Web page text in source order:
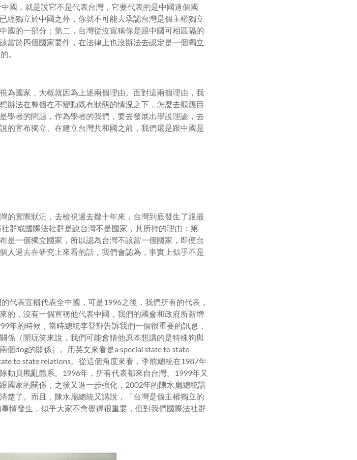
國，就是說它不是代表台灣，它要代表的是中國這個國
經獨立於中國之外，你就不可能去承認台灣是個主權獨立
國的一部分；第二，台灣從沒宣稱你是跟中國可相區隔的
當於四個國家要件，在法律上也沒辦法去認定是一個獨立
。
為國家，大概就因為上述兩個理由。面對這兩個理由，我
辦法在整個在不變動既有狀態的情況之下，怎麼去順應目
學者的問題，作為學者的我們，要去發展出學說理論，去
的宣布獨立、在建立台灣共和國之前，我們還是跟中國是
的實際狀況，去檢視過去幾十年來，台灣到底發生了跟最
群或國際法社群是說台灣不是國家，其所持的理由：第
是一個獨立國家，所以認為台灣不該當一個國家，即便台
人過去在研究上來看的話，我們會認為，事實上似乎不是
代表宣稱代表全中國，可是1996之後，我們所有的代表，
的，沒有一個宣稱他代表中國，我們的國會和政府所新增
年的時候，當時總統李登輝告訴我們一個很重要的訊息，
係（開玩笑來說，我們可能會猜他原本想講的是特殊狗與
個dog的關係）。用英文來看是a special state to state
to state relations。從這個角度來看，李前總統在1987年
動員戡亂體系。1996年，所有代表都來自台灣。1999年又
國家的關係，之後又進一步強化，2002年的陳水扁總統講
楚了。而且，陳水扁總統又講說，「台灣是個主權獨立的
情發生，似乎大家不會覺得很重要，但對我們國際法社群